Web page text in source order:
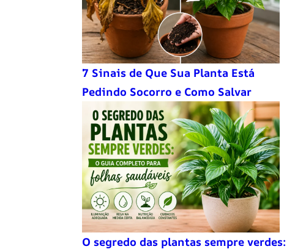
7 Sinais de Que Sua Planta Está
Pedindo Socorro e Como Salvar
O segredo das plantas sempre verdes: